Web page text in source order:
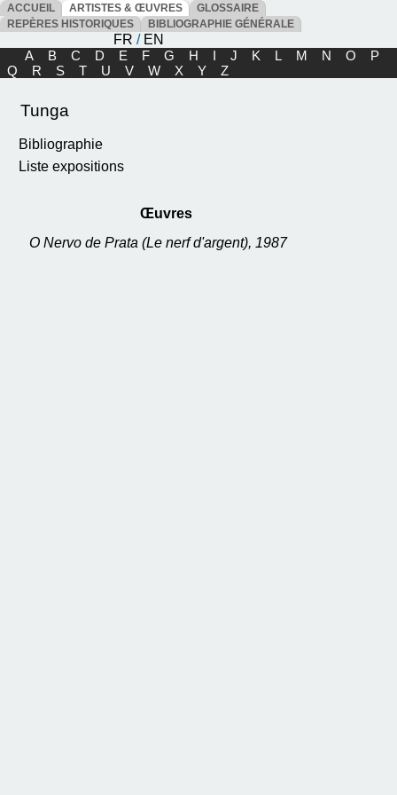
ACCUEIL ARTISTES & ŒUVRES
GLOSSAIRE
REPÈRES HISTORIQUES
BIBLIOGRAPHIE GÉNÉRALE
FR / EN
A
B C D E F G H I J K L M N O
P
Q
R S T U V W X Y Z